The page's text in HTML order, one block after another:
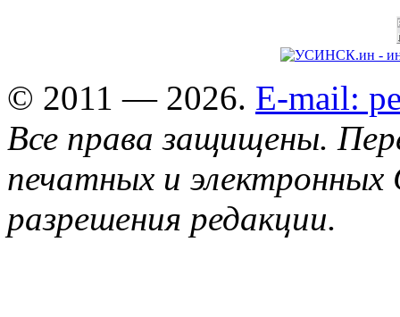
© 2011 — 2026. E-mail:
Все права защищены.
печатных и
разрешения редакции.